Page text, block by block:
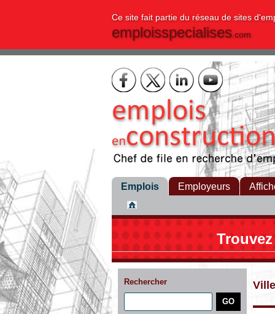
Ce site fait partie du réseau de sites
emploisspecialises.com
Emplois Employeurs
Rechercher